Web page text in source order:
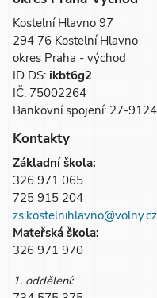
Kostelní Hlavno 97
294 76 Kostelní Hlavno
okres Praha - východ
ID DS:ikbt6g2
IČ: 75002264
Bankovní spojení: 27-
Kontakty
Základní škola:
326 971 065
725 915 204
zs.kostelnihlavno@volny.cz
Mateřská škola:
326 971 970
1. oddělení: